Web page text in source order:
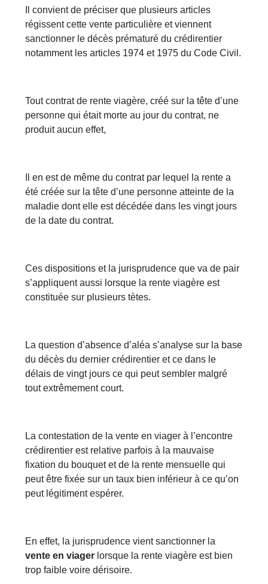
Il convient de préciser que plusieurs articles
régissent cette vente particulière et viennent
sanctionner le décès prématuré du crédirentier
notamment les articles 1974 et 1975 du Code Civil.
Tout contrat de rente viagère, créé sur la tête d’une
personne qui était morte au jour du contrat, ne
produit aucun effet,
Il en est de même du contrat par lequel la rente a
été créée sur la tête d’une personne atteinte de la
maladie dont elle est décédée dans les vingt jours
de la date du contrat.
Ces dispositions et la jurisprudence que va de pair
s’appliquent aussi lorsque la rente viagère est
constituée sur plusieurs tètes.
La question d’absence d’aléa s’analyse sur la base
du décès du dernier crédirentier et ce dans le
délais de vingt jours ce qui peut sembler malgré
tout extrêmement court.
La contestation de la vente en viager à l’encontre
crédirentier est relative parfois à la mauvaise
fixation du bouquet et de la rente mensuelle qui
peut être fixée sur un taux bien inférieur à ce qu’on
peut légitiment espérer.
En effet, la jurisprudence vient sanctionner la
vente en viager lorsque la rente viagère est bien
trop faible voire dérisoire.